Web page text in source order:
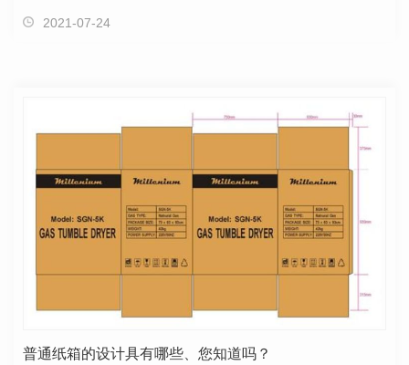
什么区别呢？绵阳彩印纸箱的外表是通过彩印的，根据…
2021-07-24
普通纸箱的设计具有哪些、您知道吗？